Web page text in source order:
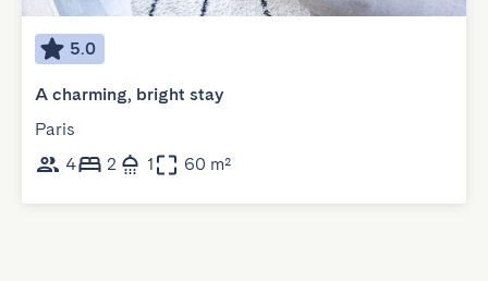
5.0
A charming, bright stay
Paris
4
2 1 60 m²